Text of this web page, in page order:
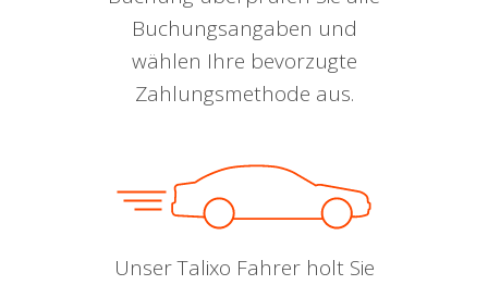
Buchungsangaben und
wählen Ihre bevorzugte
Zahlungsmethode aus.
Unser Talixo Fahrer holt Sie